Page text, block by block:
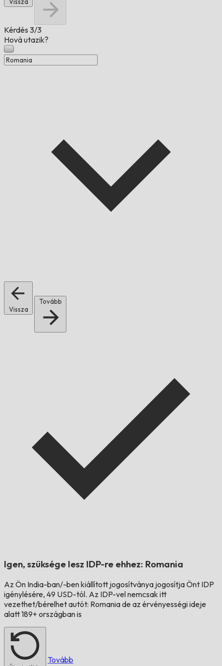
Vissza
Kérdés 3/3
Hová utazik?
Vissza
Tovább
Igen, szüksége lesz IDP-re ehhez: Romania
Az Ön India-ban/-ben kiállított jogosítványa jogosítja Önt IDP
igénylésére, 49 USD-tól. Az IDP-vel nemcsak itt
vezethet/bérelhet autót: Romaniade az érvényességi ideje
alatt 189+ országban is
Tovább